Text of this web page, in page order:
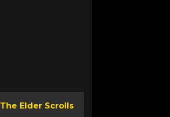
The Elder Scrolls